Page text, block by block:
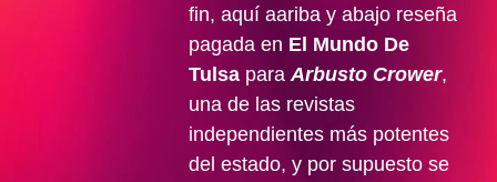
fin, aquí aariba y abajo reseña
pagada en El Mundo De
Tulsa paraArbusto Crower,
una de las revistas
independientes más potentes
del estado, y por supuesto se